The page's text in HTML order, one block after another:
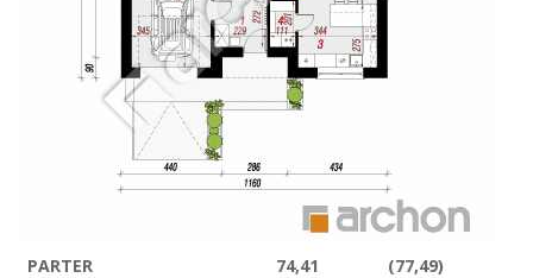
PARTER 74,41
(77,49)